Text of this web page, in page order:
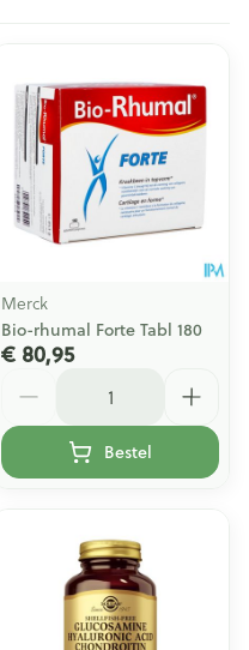
Merck
Bio-rhumal Forte Tabl 180
€ 80,95
Bestel